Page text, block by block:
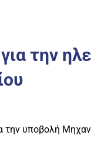
την
την υποβολή